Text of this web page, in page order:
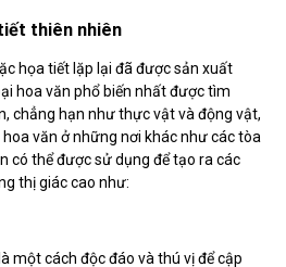
thiên nhiên
họa tiết lặp lại đã được sản xuất
hoa văn phổ biến nhất được tìm
chẳng hạn như thực vật và động vật,
văn ở những nơi khác như các tòa
có thể được sử dụng để tạo ra các
thị giác cao như:
một cách độc đáo và thú vị để cập